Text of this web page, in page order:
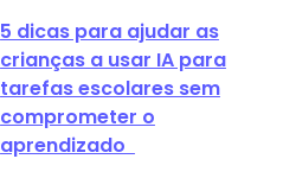
5 dicas para ajudar as
crianças a usar IA para
tarefas escolares sem
comprometer o
aprendizado